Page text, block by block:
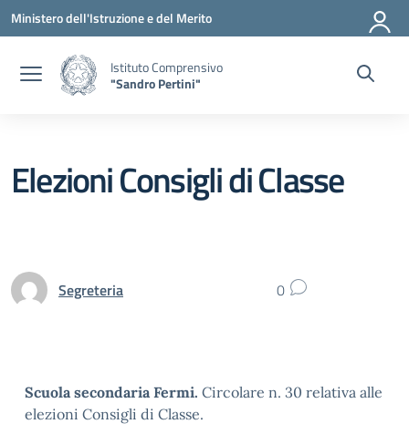
Vai ai contenuti
Vai al menu di navigazione
Vai al footer
Ministero dell'Istruzione e del Merito
Istituto Comprensivo
"Sandro Pertini"
Elezioni Consigli di Classe
Segreteria 0
Scuola secondaria Fermi. Circolare n. 30 relativa alle
elezioni Consigli di Classe.